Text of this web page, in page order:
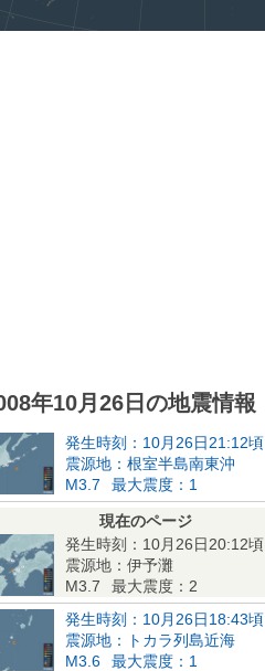
年10月26日の地震情報
発生時刻：10月26日21:12頃
震源地：根室半島南東沖
M3.7
最大震度：1
現在のページ
発生時刻：10月26日20:12頃
震源地：伊予灘
M3.7
最大震度：2
発生時刻：10月26日18:43頃
震源地：トカラ列島近海
M3.6
最大震度：1